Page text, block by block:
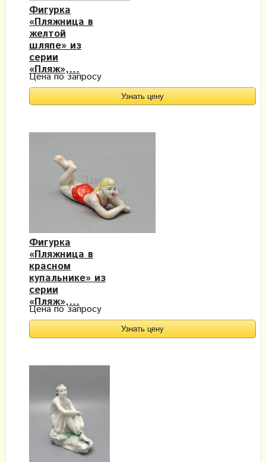
Фигурка
«Пляжница в
желтой
шляпе» из
серии
«Пляж»,...
Цена по запросу
Узнать цену
Фигурка
«Пляжница в
красном
купальнике» из
серии
«Пляж»,...
Цена по запросу
Узнать цену